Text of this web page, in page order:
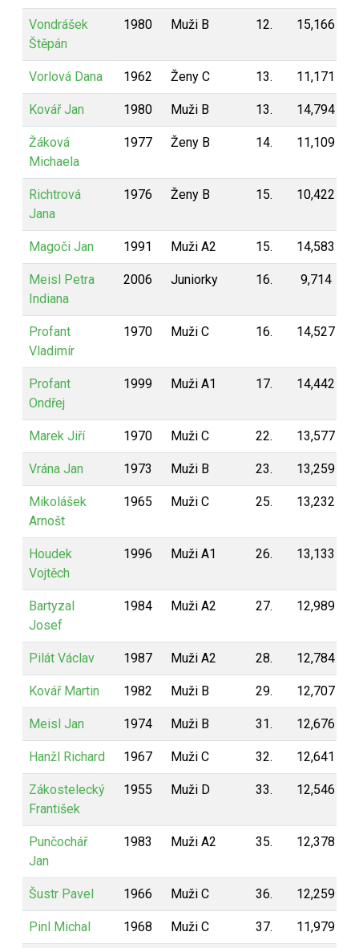
Vondrášek
Štěpán
1980 Muži B 12. 15,166
Vorlová Dana 1962 Ženy C 13. 11,171
Kovář Jan 1980 Muži B 13. 14,794
Žáková
Michaela
1977 Ženy B 14. 11,109
Richtrová
Jana
1976 Ženy B 15. 10,422
Magoči Jan 1991 Muži A2 15. 14,583
Meisl Petra
Indiana
2006 Juniorky 16. 9,714
Profant
Vladimír
1970 Muži C 16. 14,527
Profant
Ondřej
1999 Muži A1 17. 14,442
Marek Jiří 1970 Muži C 22. 13,577
Vrána Jan 1973 Muži B 23. 13,259
Mikolášek
Arnošt
1965 Muži C 25. 13,232
Houdek
Vojtěch
1996 Muži A1 26. 13,133
Bartyzal
Josef
1984 Muži A2 27. 12,989
Pilát Václav 1987 Muži A2 28. 12,784
Kovář Martin 1982 Muži B 29. 12,707
Meisl Jan 1974 Muži B 31. 12,676
Hanžl Richard 1967 Muži C 32. 12,641
Zákostelecký
František
1955 Muži D 33. 12,546
Punčochář
Jan
1983 Muži A2 35. 12,378
Šustr Pavel 1966 Muži C 36. 12,259
Pinl Michal 1968 Muži C 37. 11,979